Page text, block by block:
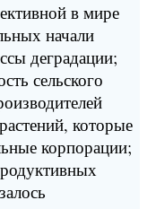
в мире
начали
деградации;
сельского
которые
корпорации;